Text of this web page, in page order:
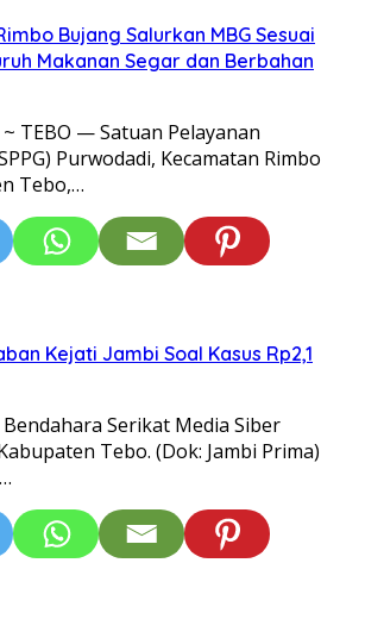
Bujang Salurkan MBG Sesuai
Makanan Segar dan Berbahan
TEBO — Satuan Pelayanan
Purwodadi, Kecamatan Rimbo
Tebo,…
Kejati Jambi Soal Kasus Rp2,1
Bendahara Serikat Media Siber
Tebo. (Dok: Jambi Prima)